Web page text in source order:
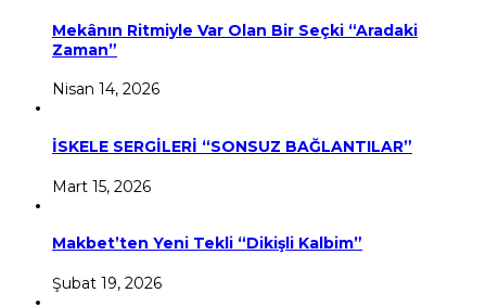
Mekânın Ritmiyle Var Olan Bir Seçki “Aradaki
Zaman”
Nisan 14, 2026
İSKELE SERGİLERİ “SONSUZ BAĞLANTILAR”
Mart 15, 2026
Makbet’ten Yeni Tekli “Dikişli Kalbim”
Şubat 19, 2026